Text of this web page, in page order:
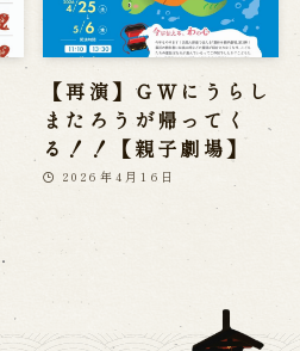
【再演】ＧＷにうらし
またろうが帰ってく
る！！【親子劇場】
2026年4月16日